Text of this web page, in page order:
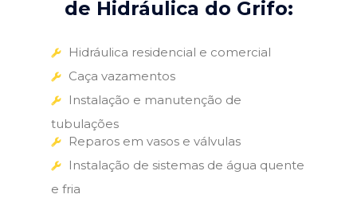
de Hidráulica do Grifo:
Hidráulica residencial e comercial
Caça vazamentos
Instalação e manutenção de
tubulações
Reparos em vasos e válvulas
Instalação de sistemas de água quente
e fria